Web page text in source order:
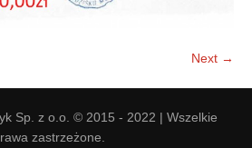
Next →
Sp. z o.o. © 2015 - 2022 | Wszelkie
zastrzeżone.